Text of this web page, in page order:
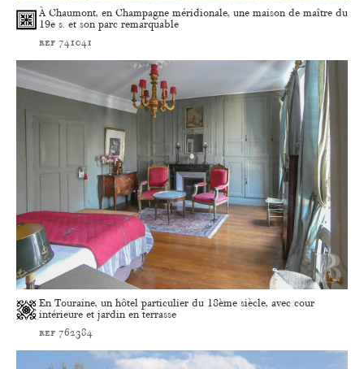
À Chaumont, en Champagne méridionale, une maison de maître du
19e s. et son parc remarquable
ref 741041
En Touraine, un hôtel particulier du 18ème siècle, avec cour
intérieure et jardin en terrasse
ref 762384